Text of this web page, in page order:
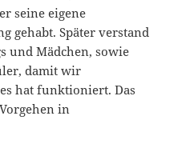
seine eigene
gehabt. Später verstand
und Mädchen, sowie
damit wir
hat funktioniert. Das
in